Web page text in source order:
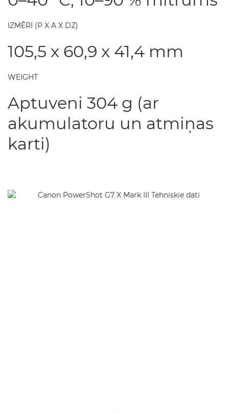
IZMĒRI (P X A X DZ)
105,5 x 60,9 x 41,4 mm
WEIGHT
Aptuveni 304 g (ar
akumulatoru un atmiņas
karti)